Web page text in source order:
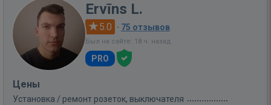
Ervīns L.
5.0 · 75 отзывов
Был на сайте: 18 ч. назад
PRO
Цены
Установка / ремонт розеток, выключателя